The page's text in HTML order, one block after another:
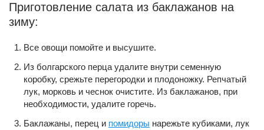
Приготовление салата из баклажанов на
зиму:
Все овощи помойте и высушите.
Из болгарского перца удалите внутри семенную
коробку, срежьте перегородки и плодоножку. Репчатый
лук, морковь и чеснок очистите. Из баклажанов, при
необходимости, удалите горечь.
Баклажаны, перец и помидоры нарежьте кубиками, лук